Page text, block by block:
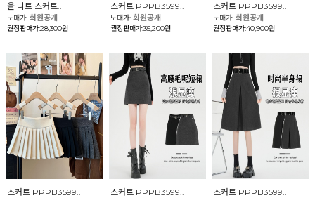
울 니트 스커트..
도매가: 회원공개
권장판매가:28,300원
스커트 PPPB3599..
도매가: 회원공개
권장판매가:35,200원
스커트 PPPB3599..
도매가:회원공개
권장판매가:40,900원
스커트 PPPB3599.. 스커트 PPPB3599.. 스커트 PPPB3599..